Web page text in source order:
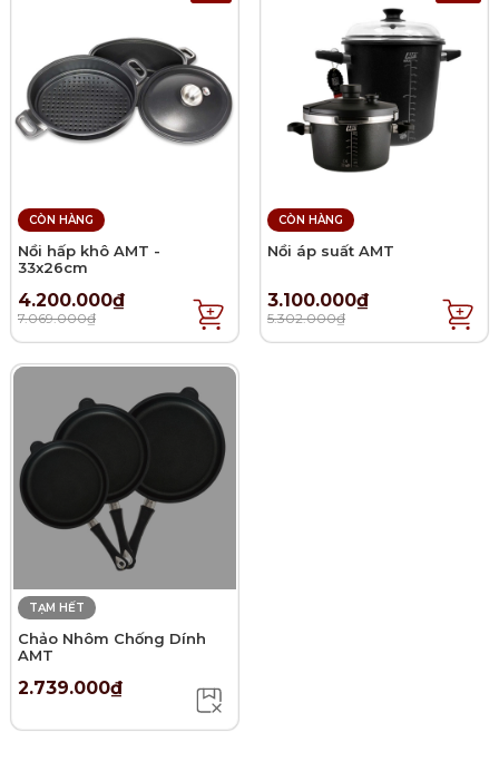
CÒN HÀNG
Nồi hấp khô AMT -
33x26cm
4.200.000₫
7.069.000₫
CÒN HÀNG
Nồi áp suất AMT
3.100.000₫
5.302.000₫
TẠM HẾT
Chảo Nhôm Chống Dính
AMT
2.739.000₫